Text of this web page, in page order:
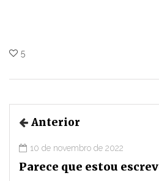
5
Anterior
10 de novembro de 2022
Parece que estou